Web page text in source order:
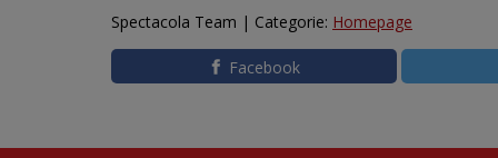
Spectacola Team | Categorie: Homepage
Facebook